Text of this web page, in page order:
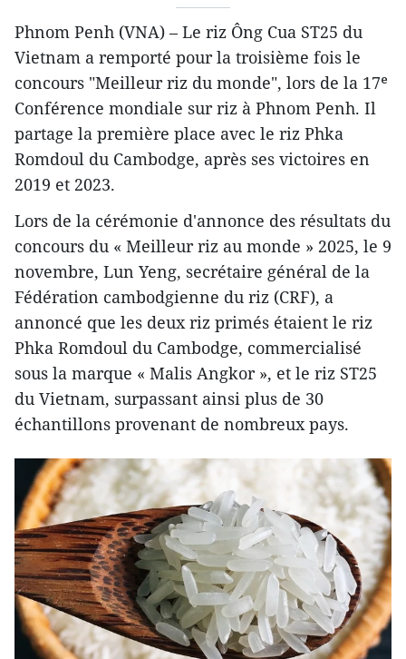
Phnom Penh (VNA) – Le riz Ông Cua ST25 du
Vietnam a remporté pour la troisième fois le
concours "Meilleur riz du monde", lors de la 17ᵉ
Conférence mondiale sur riz à Phnom Penh. Il
partage la première place avec le riz Phka
Romdoul du Cambodge, après ses victoires en
2019 et 2023.
Lors de la cérémonie d'annonce des résultats du
concours du « Meilleur riz au monde » 2025, le 9
novembre, Lun Yeng, secrétaire général de la
Fédération cambodgienne du riz (CRF), a
annoncé que les deux riz primés étaient le riz
Phka Romdoul du Cambodge, commercialisé
sous la marque « Malis Angkor », et le riz ST25
du Vietnam, surpassant ainsi plus de 30
échantillons provenant de nombreux pays.